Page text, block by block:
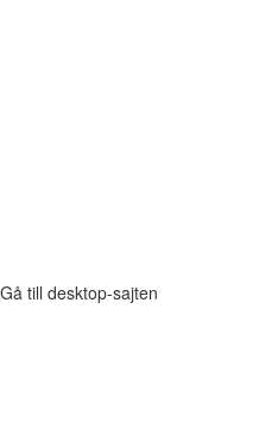
Gå till desktop-sajten